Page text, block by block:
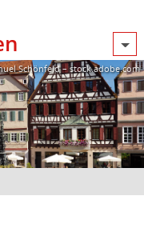
Schönfeld – stock.adobe.com